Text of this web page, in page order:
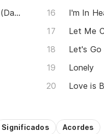
My Heart Beats Like A Drum (Dam Dam Dam)
Let Me
Let's Go
Lonely
Love is
Significados Acordes